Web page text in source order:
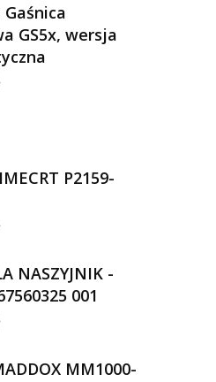
GS5x, wersja
P2159-
NASZYJNIK -
001
MM1000-